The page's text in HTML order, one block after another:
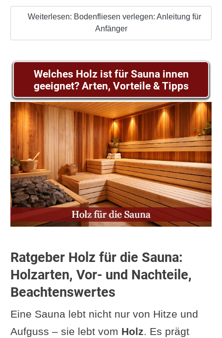
Weiterlesen: Bodenfliesen verlegen: Anleitung für
Anfänger
Welches Holz ist für Sauna innen
geeignet? Arten, Vorteile & Tipps
Ratgeber Holz für die Sauna:
Holzarten, Vor- und Nachteile,
Beachtenswertes
Eine Sauna lebt nicht nur von Hitze und
Aufguss – sie lebt vom Holz. Es prägt